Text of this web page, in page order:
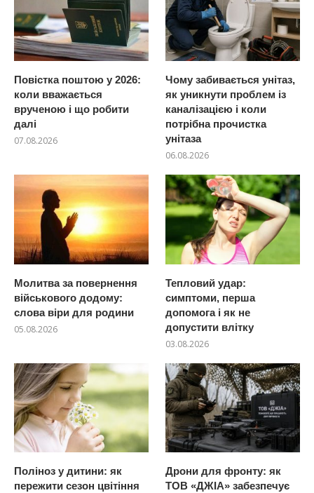
Повістка поштою у 2026:
коли вважається
врученою і що робити
далі
07.08.2026
Чому забивається унітаз,
як уникнути проблем із
каналізацією і коли
потрібна прочистка
унітаза
06.08.2026
Молитва за повернення
військового додому:
слова віри для родини
05.08.2026
Тепловий удар:
симптоми, перша
допомога і як не
допустити влітку
03.08.2026
Поліноз у дитини: як
пережити сезон цвітіння
Дрони для фронту: як
ТОВ «ДЖІА» забезпечує